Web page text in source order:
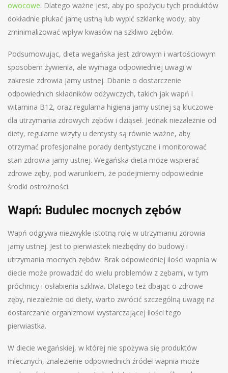
owocowe. Dlatego ważne jest, aby po spożyciu tych produktów
dokładnie płukać jamę ustną lub wypić szklankę wody, aby
zminimalizować wpływ kwasów na szkliwo zębów.
Podsumowując, dieta wegańska jest zdrowym i wartościowym
sposobem żywienia, ale wymaga odpowiedniej uwagi w
zakresie zdrowia jamy ustnej. Dbanie o dostarczenie
odpowiednich składników odżywczych, takich jak wapń i
witamina B12, oraz regularna higiena jamy ustnej są kluczowe
dla utrzymania zdrowych zębów i dziąseł. Jednak niezależnie od
diety, regularne wizyty u dentysty są równie ważne, aby
otrzymać profesjonalne porady dentystyczne i monitorować
stan zdrowia jamy ustnej. Wegańska dieta może wspierać
zdrowe zęby, pod warunkiem, że podejmiemy odpowiednie
środki ostrożności.
Wapń: Budulec mocnych zębów
Wapń odgrywa niezwykle istotną rolę w utrzymaniu zdrowia
jamy ustnej. Jest to pierwiastek niezbędny do budowy i
utrzymania mocnych zębów. Brak odpowiedniej ilości wapnia w
diecie może prowadzić do wielu problemów z zębami, w tym
próchnicy i osłabienia szkliwa. Dlatego też dbając o zdrowe
zęby, niezależnie od diety, warto zwrócić szczególną uwagę na
dostarczanie organizmowi wystarczającej ilości tego
pierwiastka.
W diecie wegańskiej, w której nie spożywa się produktów
mlecznych, znalezienie odpowiednich źródeł wapnia może